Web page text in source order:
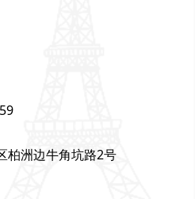
柏洲边牛角坑路2号